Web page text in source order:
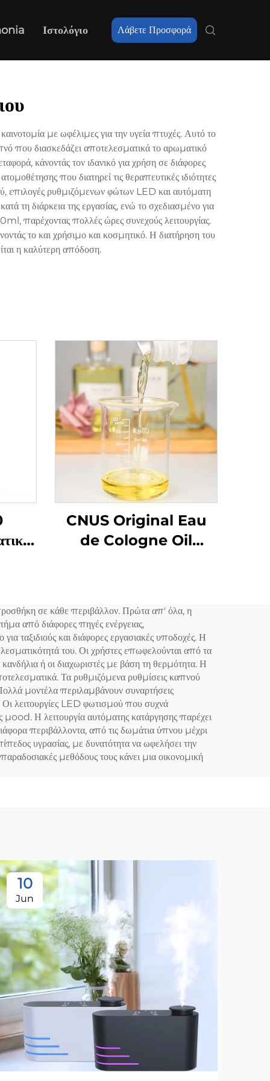
Ιστολόγιο Λάβετε Προσφορά
με ωφέλιμες για την υγεία πτυχές. Αυτό το
που διασκεδάζει αποτελεσματικά το αρωματικό
κάνοντάς τον ιδανικό για χρήση σε διάφορες
που διατηρεί τις θεραπευτικές ιδιότητες
επιλογές ρυθμιζόμενων φώτων LED και αυτόματη
τη διάρκεια της εργασίας, ενώ το σχεδιασμένο για
παρέχοντας πολλές ώρες συνεχούς λειτουργίας.
το και χρήσιμο και κοσμητικό. Η διατήρηση του
η καλύτερη απόδοση.
CNUS Original Eau
de Cologne Oil
Μηχανή Μυρωσίου
Διασκορπιστή
σε κάθε περιβάλλον. Πρώτα απ' όλα, η
από διάφορες πηγές ενέργειας,
και διάφορες εργασιακές υποδοχές. Η
του. Οι χρήστες επωφελούνται από τα
ή οι διαχωριστές με βάση τη θερμότητα. Η
Τα ρυθμιζόμενα ρυθμίσεις καπνού
μοντέλα περιλαμβάνουν συναρτήσεις
Οι λειτουργίες LED φωτισμού που συχνά
μood. Η λειτουργία αυτόματης κατάργησης παρέχει
περιβάλλοντα, από τις δωμάτια ύπνου μέχρι
υγρασίας, με δυνατότητα να ωφελήσει την
μεθόδους τους κάνει μια οικονομική
10
Jun